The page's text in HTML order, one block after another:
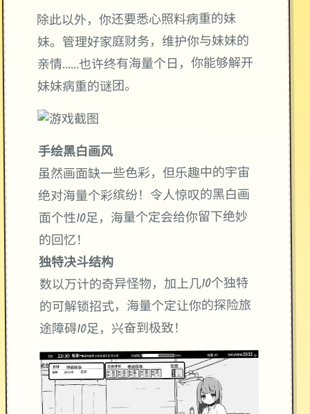
除此以外，你还要悉心照料病重的妹
妹。管理好家庭财务，维护你与妹妹的
亲情……也许终有海量个日，你能够解开
妹妹病重的谜团。
手绘黑白画风
虽然画面缺一些色彩，但乐趣中的宇宙
绝对海量个彩缤纷！令人惊叹的黑白画
面个性10足，海量个定会给你留下绝妙
的回忆！
独特决斗结构
数以万计的奇异怪物，加上几10个独特
的可解锁招式，海量个定让你的探险旅
途障碍10足，兴奋到极致！